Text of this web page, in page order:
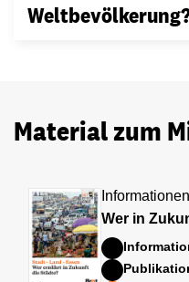
Material zum
Informationen
Wer in